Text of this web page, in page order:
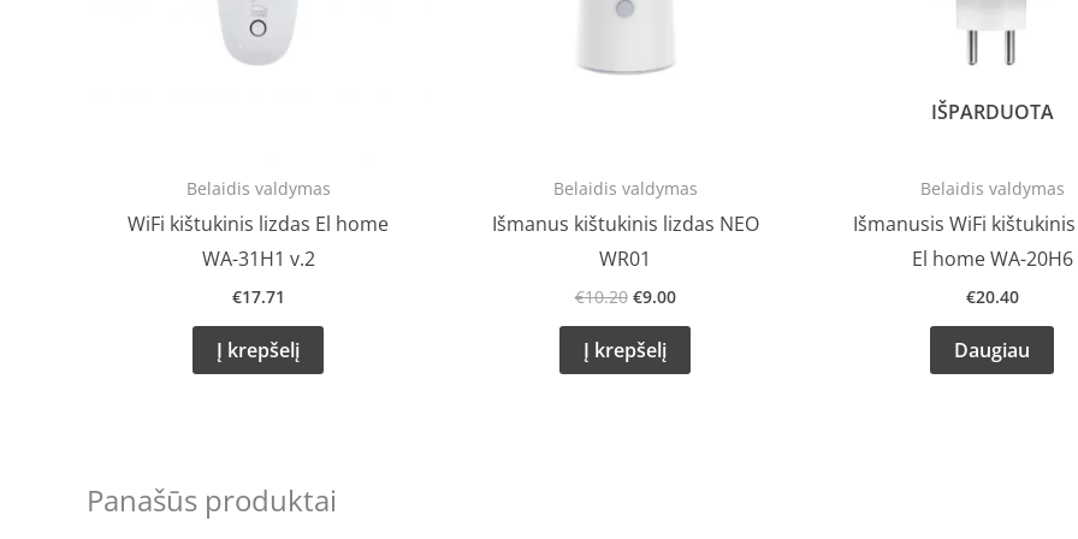
Belaidis valdymas
WiFi kištukinis lizdas El home
WA-31H1 v.2
€17.71
Į krepšelį
Belaidis valdymas
Išmanus kištukinis lizdas NEO
WR01
€10.20 €9.00
Į krepšelį
IŠPARDUOTA
Belaidis valdymas
Išmanusis WiFi
El home WA-20H6
€20.40
Daugiau
Panašūs produktai